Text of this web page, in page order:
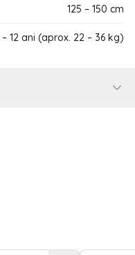
125 – 150 cm
– 12 ani (aprox. 22 – 36 kg)